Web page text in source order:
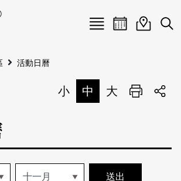
Menu
活動日曆活動地圖
展
活動日曆
小 中 大 列印